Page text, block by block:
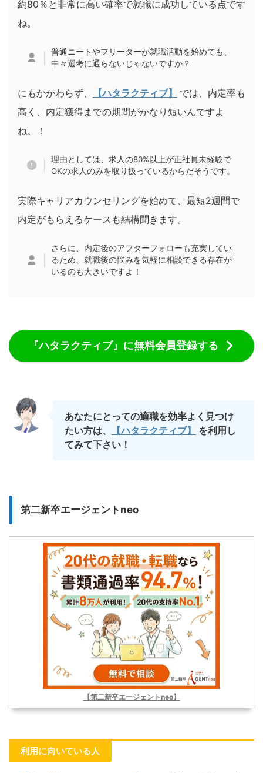
約80％と非常に高い確率で就職に成功している点です
ね。
普通ニートやフリーターが就職活動を始めても、
中々選考に通らないじゃないですか？
にもかかわらず、 【ハタラクティブ】
では、内定率も
高く、内定獲得までの期間がかなり短いんですよ
ね、！
理由としては、求人の80%以上が正社員未経験で
OKの求人のみを取り扱っているからだそうです。
実際キャリアカウンセリングを始めて、最短2週間で
内定がもらえるケースも結構聞きます。
さらに、内定後のアフターフォローも充実してい
るため、就職後の悩みを気軽に相談できる存在が
いるのも大きいですよ！
『ハタラクティブ』に無料会員登録する
あなたにとっての適職を効率よく見つけ
たい方は、 【ハタラクティブ】 を利用 し
てみて下さい！
第二新卒エージェントneo
【第二新卒エージェントneo】
利用に向いている人